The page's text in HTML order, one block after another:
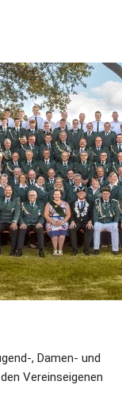
, Damen- und
Vereinseigenen